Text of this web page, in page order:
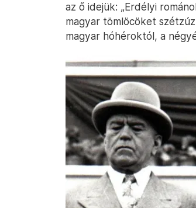
az ő idejük: „Erdélyi
magyar tömlöcöket
magyar hóhéroktól, a